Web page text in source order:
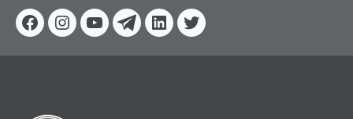
Facebook
Instagram
YoutubeTelegram
Linkedin
Twitter